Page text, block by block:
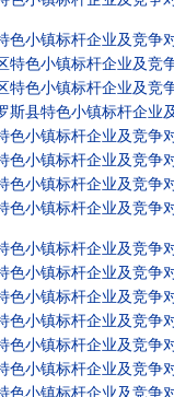
色小镇标杆企业及竞争
特色小镇标杆企业及竞
特色小镇标杆企业及竞
斯县特色小镇标杆企业
色小镇标杆企业及竞争
色小镇标杆企业及竞争
色小镇标杆企业及竞争
色小镇标杆企业及竞争
色小镇标杆企业及竞争
色小镇标杆企业及竞争
色小镇标杆企业及竞争
色小镇标杆企业及竞争
色小镇标杆企业及竞争
色小镇标杆企业及竞争
色小镇标杆企业及竞争